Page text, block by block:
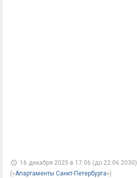
16 декабря 2025 в 17:06 (до 22.06.2030)
(«Апартаменты Санкт-Петербурга»)